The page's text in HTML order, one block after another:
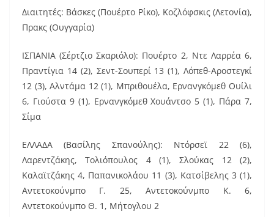
Διαιτητές: Βάσκες (Πουέρτο Ρίκο), Κοζλόφσκις (Λετονία),
Πρακς (Ουγγαρία)
ΙΣΠΑΝΙΑ (Σέρτζιο Σκαριόλο): Πουέρτο 2, Ντε Λαρρέα 6,
Πραντίγια 14 (2), Σεντ-Σουπερί 13 (1), Λόπεθ-Αροστεγκί
12 (3), Αλντάμα 12 (1), Μπριθουέλα, Ερνανγκόμεθ Ουίλι
6, Γιούστα 9 (1), Ερνανγκόμεθ Χουάντσο 5 (1), Πάρα 7,
Σίμα
ΕΛΛΑΔΑ (Βασίλης Σπανούλης): Ντόρσεϊ 22 (6),
Λαρεντζάκης, Τολιόπουλος 4 (1), Σλούκας 12 (2),
Καλαϊτζάκης 4, Παπανικολάου 11 (3), Κατσίβελης 3 (1),
Αντετοκούνμπο Γ. 25, Αντετοκούνμπο Κ. 6,
Αντετοκούνμπο Θ. 1, Μήτογλου 2